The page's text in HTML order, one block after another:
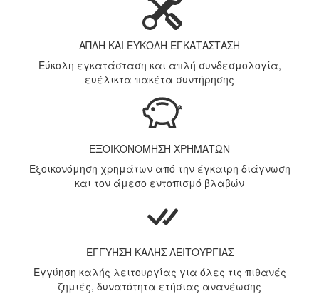
ΑΠΛΗ ΚΑΙ ΕΥΚΟΛΗ ΕΓΚΑΤΑΣΤΑΣΗ
Εύκολη εγκατάσταση και απλή συνδεσμολογία,
ευέλικτα πακέτα συντήρησης
ΕΞΟΙΚΟΝΟΜΗΣΗ ΧΡΗΜΑΤΩΝ
Εξοικονόμηση χρημάτων από την έγκαιρη διάγνωση
και τον άμεσο εντοπισμό βλαβών
ΕΓΓΥΗΣΗ ΚΑΛΗΣ ΛΕΙΤΟΥΡΓΙΑΣ
Εγγύηση καλής λειτουργίας για όλες τις πιθανές
ζημιές, δυνατότητα ετήσιας ανανέωσης